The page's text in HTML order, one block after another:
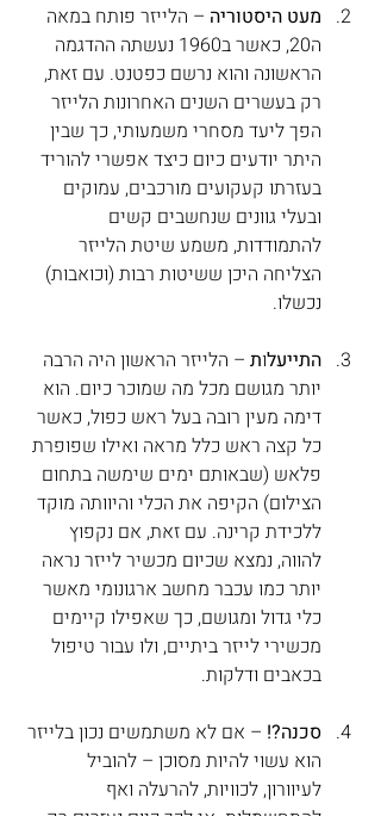
מעט היסטוריה – הלייזר פותח במאה
ה20, כאשר ב1960 נעשתה ההדגמה
הראשונה והוא נרשם כפטנט. עם זאת,
רק בעשרים השנים האחרונות הלייזר
הפך ליעד מסחרי משמעותי, כך שבין
היתר יודעים כיום כיצד אפשרי להוריד
בעזרתו קעקועים מורכבים, עמוקים
ובעלי גוונים שנחשבים קשים
להתמודדות, משמע שיטת הלייזר
הצליחה היכן ששיטות רבות (וכואבות)
נכשלו.
התייעלות – הלייזר הראשון היה הרבה
יותר מגושם מכל מה שמוכר כיום. הוא
דימה מעין רובה בעל ראש כפול, כאשר
כל קצה ראש כלל מראה ואילו שפופרת
פלאש (שבאותם ימים שימשה בתחום
הצילום) הקיפה את הכלי והיוותה מוקד
ללכידת קרינה. עם זאת, אם נקפוץ
להווה, נמצא שכיום מכשיר לייזר נראה
יותר כמו עכבר מחשב ארגונומי מאשר
כלי גדול ומגושם, כך שאפילו קיימים
מכשירי לייזר ביתיים, ולו עבור טיפול
בכאבים ודלקות.
סכנה?! – אם לא משתמשים נכון בלייזר
הוא עשוי להיות מסוכן – להוביל
לעיוורון, לכוויות, להרעלה ואף